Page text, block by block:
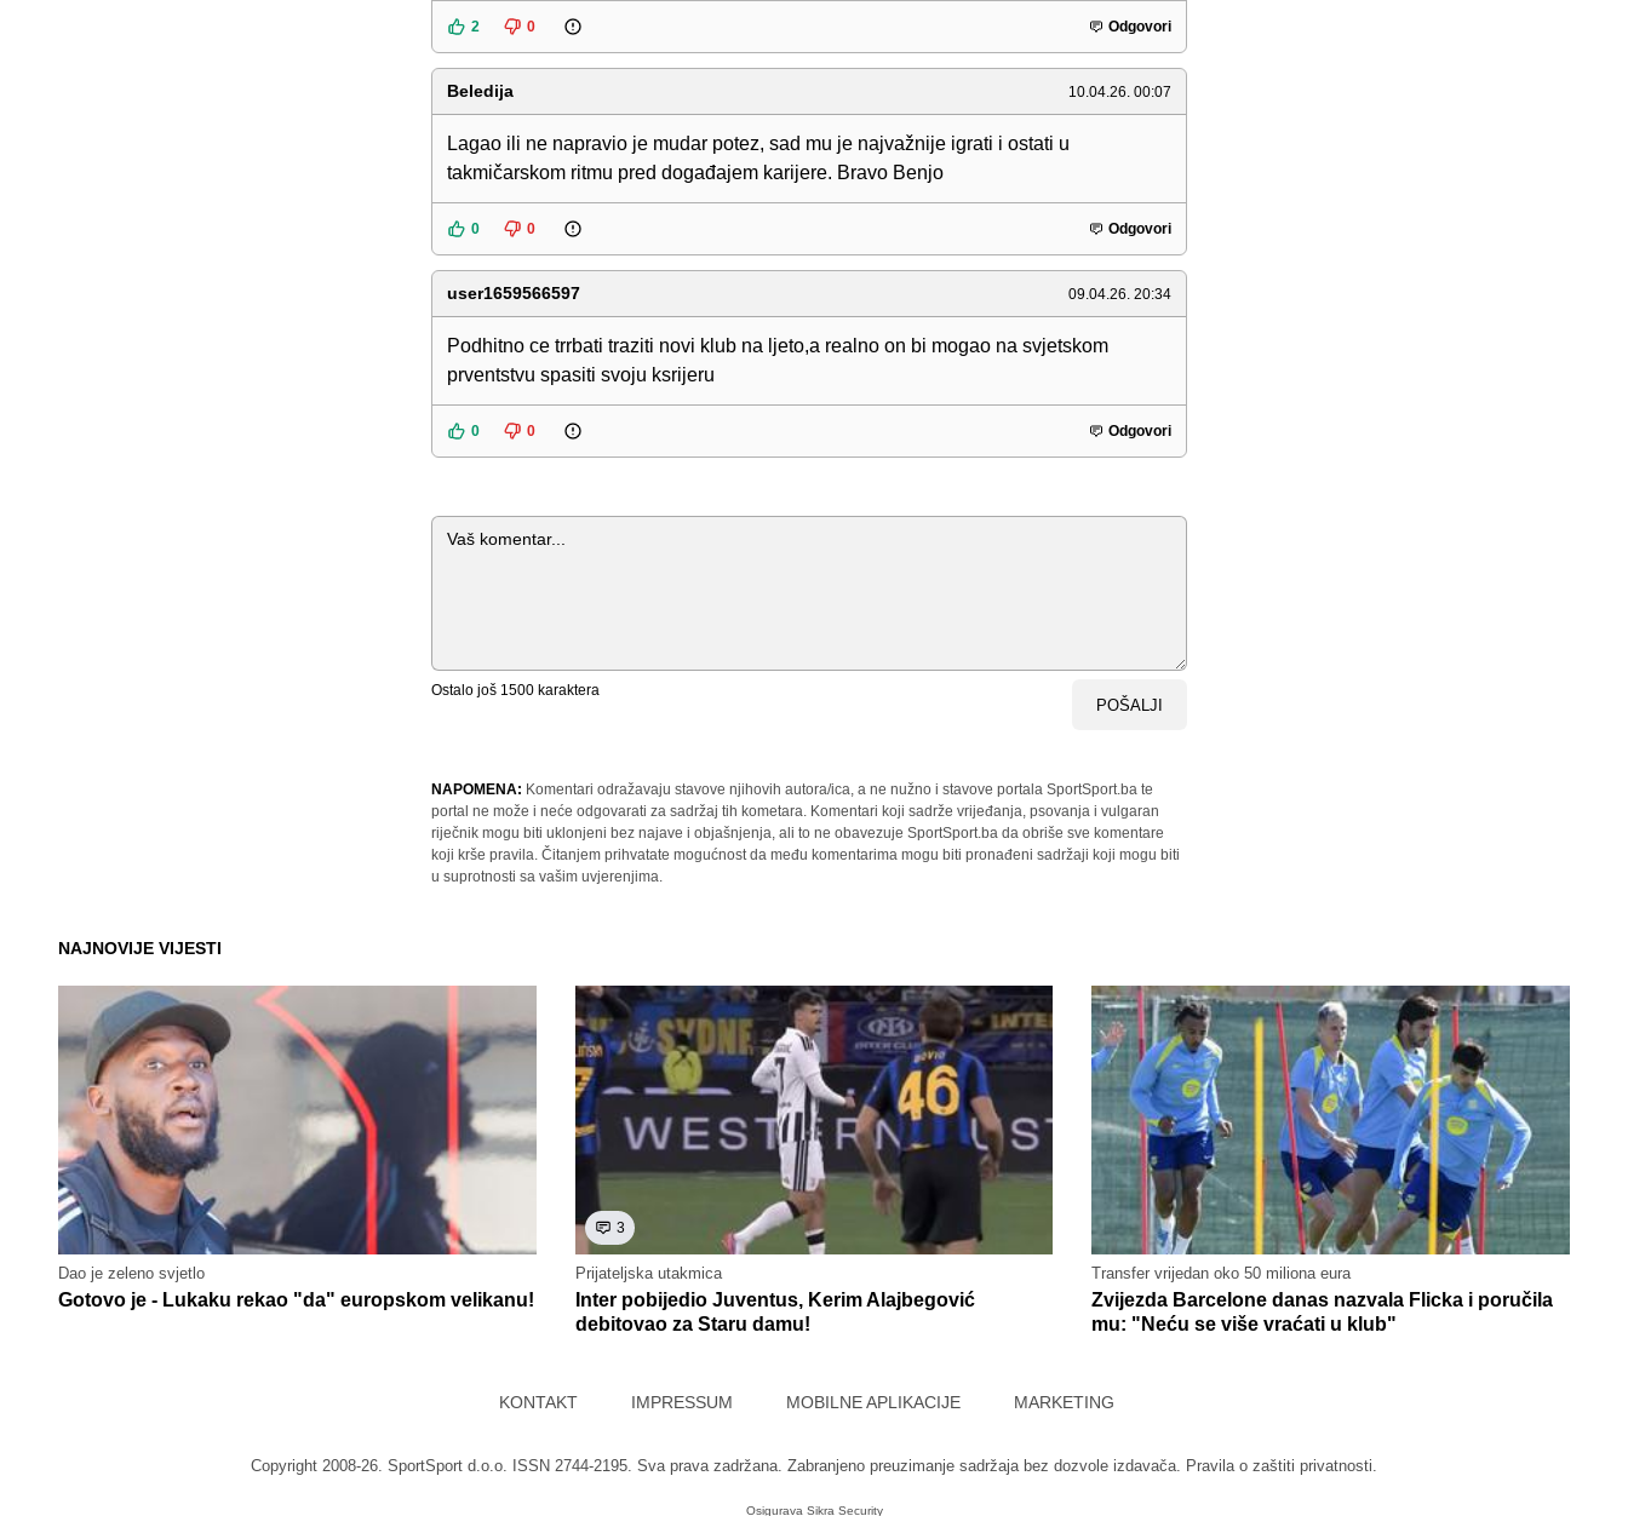
2 0 Odgovori
Beledija 10.04.26. 00:07
Lagao ili ne napravio je mudar potez, sad mu je najvažnije igrati i ostati u
takmičarskom ritmu pred događajem karijere. Bravo Benjo
0 0 Odgovori
user1659566597 09.04.26. 20:34
Podhitno ce trrbati traziti novi klub na ljeto,a realno on bi mogao na svjetskom
prventstvu spasiti svoju ksrijeru
0 0 Odgovori
Komentar
Ostalo još 1500 karaktera
POŠALJI
NAPOMENA: Komentari odražavaju stavove njihovih autora/ica, a ne nužno i stavove portala SportSport.ba te
portal ne može i neće odgovarati za sadržaj tih kometara. Komentari koji sadrže vrijeđanja, psovanja i vulgaran
riječnik mogu biti uklonjeni bez najave i objašnjenja, ali to ne obavezuje SportSport.ba da obriše sve komentare
koji krše pravila. Čitanjem prihvatate mogućnost da među komentarima mogu biti pronađeni sadržaji koji mogu biti
u suprotnosti sa vašim uvjerenjima.
NAJNOVIJE VIJESTI
Dao je zeleno svjetlo
Gotovo je - Lukaku rekao "da" europskom velikanu!
3
Prijateljska utakmica
Inter pobijedio Juventus, Kerim Alajbegović
debitovao za Staru damu!
Transfer vrijedan oko 50 miliona eura
Zvijezda Barcelone danas nazvala Flicka i poručila
mu: "Neću se više vraćati u klub"
KONTAKT IMPRESSUM MOBILNE APLIKACIJE MARKETING
Copyright 2008-26. SportSport d.o.o. ISSN 2744-2195. Sva prava zadržana. Zabranjeno preuzimanje sadržaja bez dozvole izdavača. Pravila o zaštiti privatnosti.
Osigurava Sikra Security